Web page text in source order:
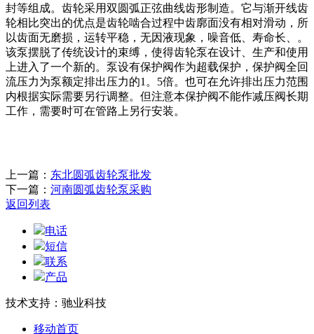
封等组成。齿轮采用双圆弧正弦曲线齿形制造。它与渐开线齿
轮相比突出的优点是齿轮啮合过程中齿廓面没有相对滑动，所
以齿面无磨损，运转平稳，无因液现象，噪音低、寿命长、。
该泵摆脱了传统设计的束缚，使得齿轮泵在设计、生产和使用
上进入了一个新的。泵设有保护阀作为超载保护，保护阀全回
流压力为泵额定排出压力的1。5倍。也可在允许排出压力范围
内根据实际需要另行调整。但注意本保护阀不能作减压阀长期
工作，需要时可在管路上另行安装。
上一篇： 东北圆弧齿轮泵批发
下一篇： 河南圆弧齿轮泵采购
返回列表
电话
短信
联系
产品
技术支持：驰业科技
移动首页